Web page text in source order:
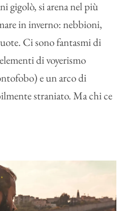
gigolò, si arena nel più
in inverno: nebbioni,
Ci sono fantasmi di
di voyerismo
e un arco di
straniato. Ma chi ce